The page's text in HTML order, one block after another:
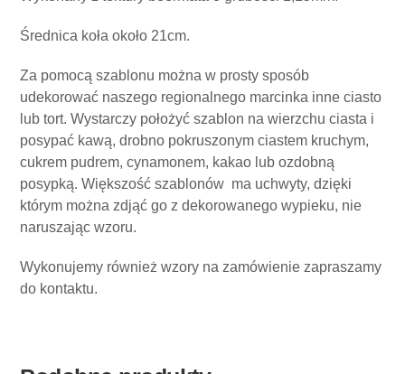
Średnica koła około 21cm.
Za pomocą szablonu można w prosty sposób
udekorować naszego regionalnego marcinka inne ciasto
lub tort. Wystarczy położyć szablon na wierzchu ciasta i
posypać kawą, drobno pokruszonym ciastem kruchym,
cukrem pudrem, cynamonem, kakao lub ozdobną
posypką. Większość szablonów ma uchwyty, dzięki
którym można zdjąć go z dekorowanego wypieku, nie
naruszając wzoru.
Wykonujemy również wzory na zamówienie zapraszamy
do kontaktu.